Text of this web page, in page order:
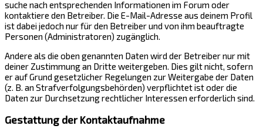
suche nach entsprechenden Informationen im Forum oder
kontaktiere den Betreiber. Die E-Mail-Adresse aus deinem Profil
ist dabei jedoch nur für den Betreiber und von ihm beauftragte
Personen (Administratoren) zugänglich.
Andere als die oben genannten Daten wird der Betreiber nur mit
deiner Zustimmung an Dritte weitergeben. Dies gilt nicht, sofern
er auf Grund gesetzlicher Regelungen zur Weitergabe der Daten
(z. B. an Strafverfolgungsbehörden) verpflichtet ist oder die
Daten zur Durchsetzung rechtlicher Interessen erforderlich sind.
Gestattung der Kontaktaufnahme